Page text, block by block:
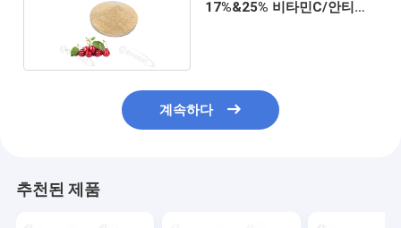
17%&25% 비타민C/안티에
계속하다
추천된 제품